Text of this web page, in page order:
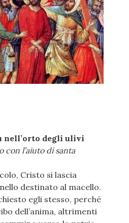
nell’orto degli ulivi
l’aiuto di santa
Cristo si lascia
destinato al macello.
egli stesso, perché
dell’anima, altrimenti